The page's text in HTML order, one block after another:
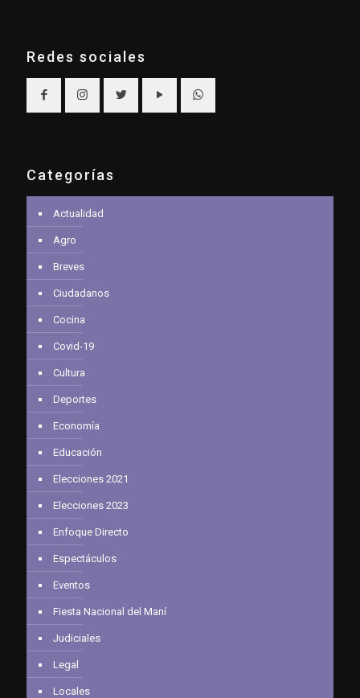
Redes sociales
Categorías
Actualidad
Agro
Breves
Ciudadanos
Cocina
Covid-19
Cultura
Deportes
Economía
Educación
Elecciones 2021
Elecciones 2023
Enfoque Directo
Espectáculos
Eventos
Fiesta Nacional del Maní
Judiciales
Legal
Locales